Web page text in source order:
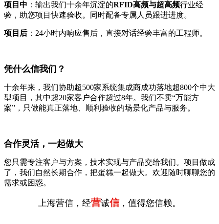
项目中 ：输出我们十余年沉淀的RFID高频与超高频行业经
验，助您项目快速验收。同时配备专属人员跟进进度。
项目后 ：24小时内响应售后，直接对话经验丰富的工程师。
凭什么信我们？
十余年来，我们协助超500家系统集成商成功落地超800个中大
型项目，其中超20家客户合作超过8年。我们不卖“万能方
案”，只做能真正落地、顺利验收的场景化产品与服务。
合作灵活，一起做大
您只需专注客户与方案，技术实现与产品交给我们。项目做成
了，我们自然长期合作，把蛋糕一起做大。欢迎随时聊聊您的
需求或困惑。
上海营信，经营诚信，值得您信赖。